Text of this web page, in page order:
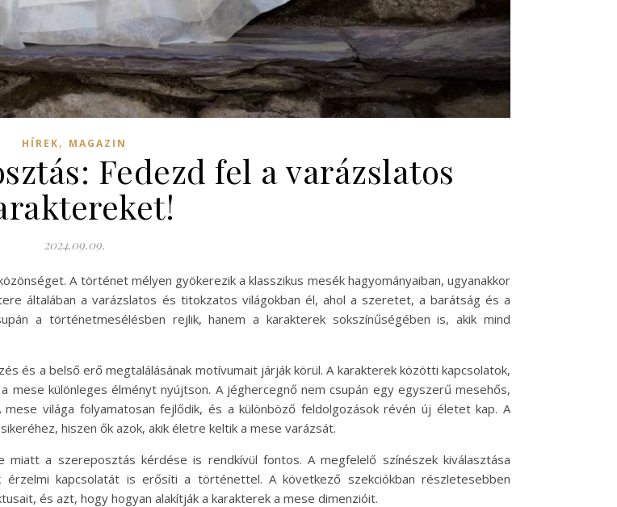
HÍREK, MAGAZIN
Fedezd fel a varázslatos
2024.09.09.
A történet mélyen gyökerezik a klasszikus mesék hagyományaiban, ugyanakkor
általában a varázslatos és titokzatos világokban él, ahol a szeretet, a barátság és a
a történetmesélésben rejlik, hanem a karakterek sokszínűségében is, akik mind
és a belső erő megtalálásának motívumait járják körül. A karakterek közötti kapcsolatok,
mese különleges élményt nyújtson. A jéghercegnő nem csupán egy egyszerű mesehős,
világa folyamatosan fejlődik, és a különböző feldolgozások révén új életet kap. A
hiszen ők azok, akik életre keltik a mese varázsát.
a szereposztás kérdése is rendkívül fontos. A megfelelő színészek kiválasztása
kapcsolatát is erősíti a történettel. A következő szekciókban részletesebben
és azt, hogy hogyan alakítják a karakterek a mese dimenzióit.